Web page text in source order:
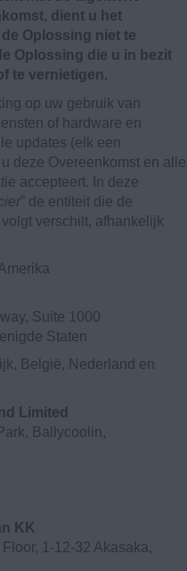
dient u het
Oplossing niet te
Oplossing die u in bezit
te vernietigen.
op uw gebruik van
of hardware en
updates (elk een
deze Overeenkomst en alle
accepteert. In deze
” de entiteit die de
verschilt, afhankelijk
Suite 1000
Staten
België, Nederland en
Limited
Ballycoolin,
KK
1-12-32 Akasaka,